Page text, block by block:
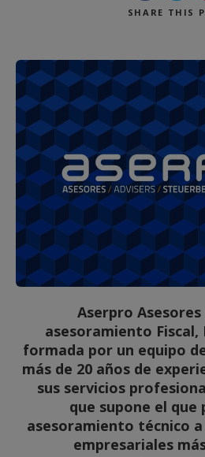
Buscar
SHARE THIS
Aserpro
asesoramiento
formada por un equipo
más de 20 años de
sus servicios
que supone el
asesoramiento técnico
empresariales